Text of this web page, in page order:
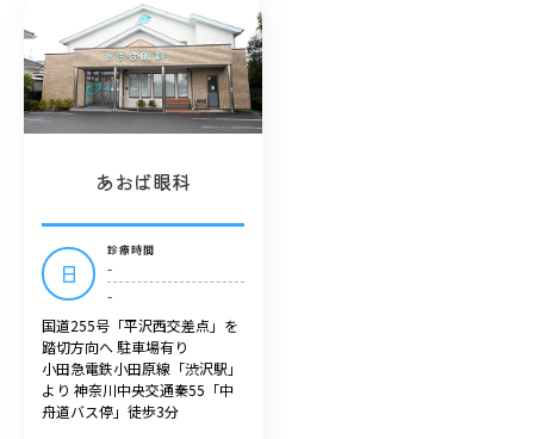
あおば眼科
日
診療時間
-
-
国道255号「平沢西交差点」を
踏切方向へ 駐車場有り
小田急電鉄小田原線「渋沢駅」
より 神奈川中央交通秦55「中
舟道バス停」徒歩3分